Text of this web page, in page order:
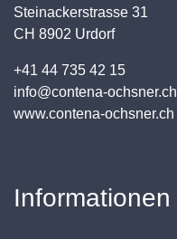
Steinackerstrasse 31
CH 8902 Urdorf
+41 44 735 42 15
info@contena-ochsner.ch
www.contena-ochsner.ch
Informationen